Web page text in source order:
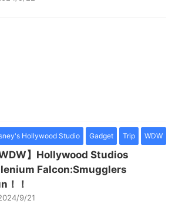
Hollywood Studio Gadget Trip WDW
WDW】Hollywood Studios
Falcon:Smugglers
！！
9/21